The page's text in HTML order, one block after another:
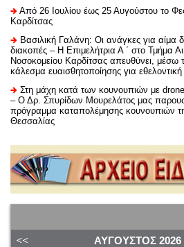
Από 26 Ιουλίου έως 25 Αυγούστου το
Καρδίτσας
Βασιλική Γαλάνη: Οι ανάγκες για αίμα
διακοπές – Η Επιμελήτρια Α ΄ στο Τμήμα
Νοσοκομείου Καρδίτσας απευθύνει, μέσω
κάλεσμα ευαισθητοποίησης για εθελοντική
Στη μάχη κατά των κουνουπιών με
– Ο Δρ. Σπυρίδων Μουρελάτος μας
πρόγραμμα καταπολέμησης κουνουπιών
Θεσσαλίας
ΑΎΓΟΥΣΤΟΣ 2026